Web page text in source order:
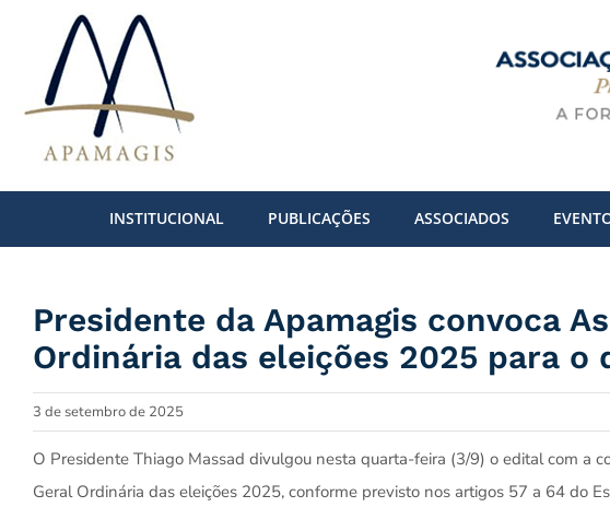
conteúdo
INSTITUCIONAL PUBLICAÇÕES ASSOCIADOS
Presidente da Apamagis convoca
Ordinária das eleições 2025 para o
3 de setembro de 2025
O Presidente Thiago Massad divulgou nesta quarta-feira (3/9) o edital com a
Geral Ordinária das eleições 2025, conforme previsto nos artigos 57 a 64 do